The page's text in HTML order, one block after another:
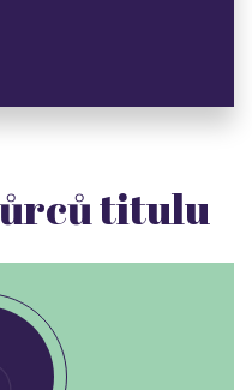
titulu